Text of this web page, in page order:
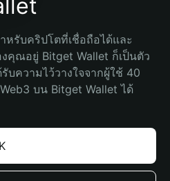
หรับคริปโตที่เชื่อถือได้และ
คุณอยู่ Bitget Wallet ก็เป็นตัว
ความไว้วางใจจากผู้ใช้ 40
บน Bitget Wallet ได้